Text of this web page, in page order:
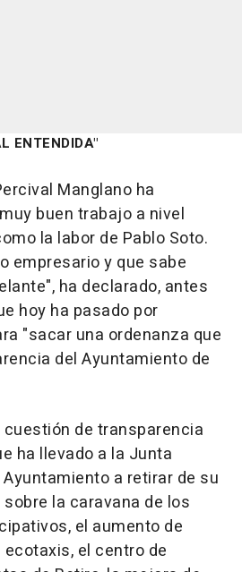
ENTENDIDA"
Manglano ha
buen trabajo a nivel
la labor de Pablo Soto.
empresario y que sabe
ha declarado, antes
hoy ha pasado por
"sacar una ordenanza que
del Ayuntamiento de
de transparencia
ha llevado a la Junta
a retirar de su
la caravana de los
el aumento de
el centro de